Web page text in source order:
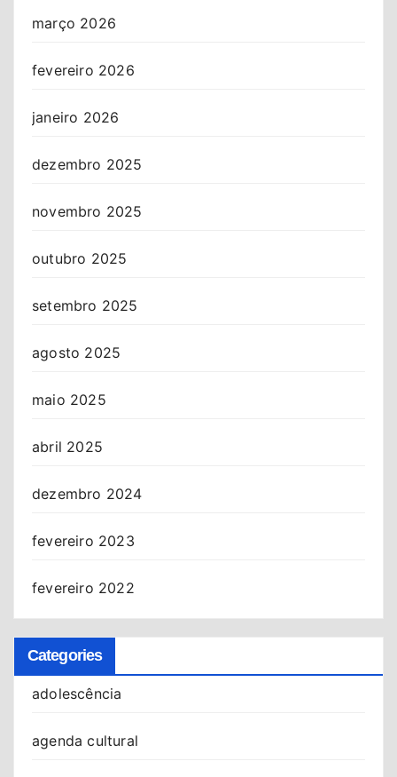
março 2026
fevereiro 2026
janeiro 2026
dezembro 2025
novembro 2025
outubro 2025
setembro 2025
agosto 2025
maio 2025
abril 2025
dezembro 2024
fevereiro 2023
fevereiro 2022
Categories
adolescência
agenda cultural